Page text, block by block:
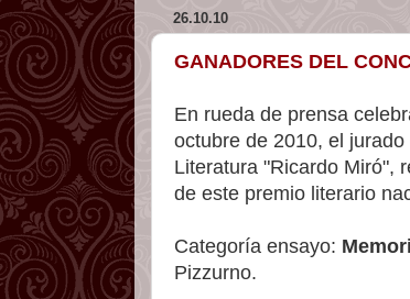
26.10.10
GANADORES DEL
En rueda de prensa
octubre de 2010, el
Literatura "Ricardo Miró",
de este premio literario
Categoría ensayo:
Pizzurno.